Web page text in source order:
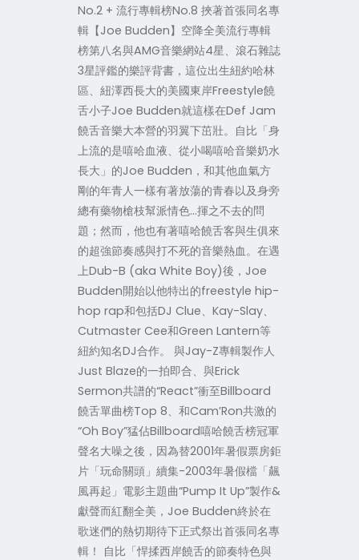
No.2 + 流行專輯榜No.8 挾著首張同名專
輯【Joe Budden】空降全美流行專輯
榜第八名與AMG音樂網站4星、滾石雜誌
3星評鑑的樂評背書，這位出生紐約哈林
區、紐澤西長大的美國東岸Freestyle饒
舌小子Joe Budden就這樣在Def Jam
饒舌音樂大本營的羽翼下茁壯。自比「身
上流的是嘻哈血液、從小喝嘻哈音樂奶水
長大」的Joe Budden，和其他血氣方
剛的年青人一樣有著放蕩的青春以及身旁
總有藥物槍枝幫派情色…揮之不去的問
題；然而，他也有著嘻哈饒舌客與生俱來
的超強節奏感與打不死的音樂熱血。在遇
上Dub-B (aka White Boy)後，Joe
Budden開始以他特出的freestyle hip-
hop rap和包括DJ Clue、Kay-Slay、
Cutmaster Cee和Green Lantern等
紐約知名DJ合作。 與Jay-Z專輯製作人
Just Blaze的一拍即合、與Erick
Sermon共譜的“React”衝至Billboard
饒舌單曲榜Top 8、和Cam’Ron共激的
“Oh Boy”猛佔Billboard嘻哈饒舌榜冠軍
聲名大噪之後，因為替2001年暑假票房鉅
片「玩命關頭」續集-2003年暑假檔「飆
風再起」電影主題曲“Pump It Up”製作&
獻聲而紅翻全美，Joe Budden終於在
歌迷們的熱切期待下正式祭出首張同名專
輯！ 自比「悍揉西岸饒舌的節奏特色與